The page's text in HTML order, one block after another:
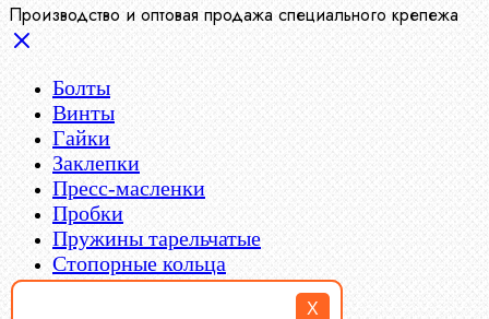
X
Производство и оптовая продажа специального крепежа
Болты
Винты
Гайки
Заклепки
Пресс-масленки
Пробки
Пружины тарельчатые
Стопорные кольца
Такелаж